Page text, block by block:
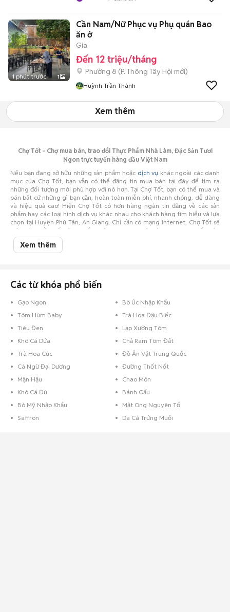
1 phút trước 1
Cần Nam/Nữ Phục vụ Phụ quán Bao
ăn ở
Gia
Đến 12 triệu/tháng
Phường 8 (P. Thông Tây Hội mới)
Huỳnh Trần Thành
Xem thêm
Chợ Tốt - Chợ mua bán, trao đổi Thực Phẩm Nhà Làm, Đặc Sản Tươi
Ngon trực tuyến hàng đầu Việt Nam
Nếu bạn đang sở hữu những sản phẩm hoặc dịch vụ khác ngoài các danh
mục của Chợ Tốt, bạn vẫn có thể đăng tin mua bán tại đây để tìm ra
những đối tượng mới phù hợp với nó hơn. Tại Chợ Tốt, bạn có thể mua và
bán bất cứ những gì bạn cần, hoàn toàn miễn phí, nhanh chóng, dễ dàng
và hiệu quả cao! Hiện Chợ Tốt có hơn hàng ngàn tin đăng về các sản
phẩm hay các loại hình dịch vụ khác nhau cho khách hàng tìm hiểu và lựa
chọn tại Huyện Phú Tân, An Giang. Chỉ cần có mạng internet, Chợ Tốt sẽ
trở thành cầu nối vững chắc giúp bạn thực hiện được mong muốn của
mình.
Hiện nay, vấn đề vệ sinh an toàn
mặt hàng này cũng sôi động không kém.
Xem thêm
Các từ khóa phổ biến
Gạo Ngon
Bò Úc Nhập Khẩu
Tôm Hùm Baby
Trà Hoa Đậu Biếc
Tiêu Đen
Lạp Xưởng Tôm
Khô Cá Dứa
Chả Ram Tôm Đất
Trà Hoa Cúc
Đồ Ăn Vặt Trung Quốc
Cá Ngừ Đại Dương
Đường Thốt Nốt
Mận Hậu
Chao Môn
Khô Cá Đù
Bánh Gấu
Bò Mỹ Nhập Khẩu
Mật Ong Nguyên Tổ
Saffron
Da Cá Trứng Muối